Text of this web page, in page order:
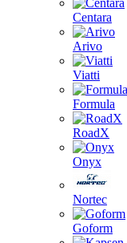
Centara
Arivo
Viatti
Formula
RoadX
Onyx
Nortec
Goform